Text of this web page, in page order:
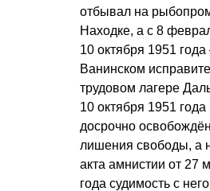
отбывал на
Находке, а с 8
10 октября 1951
Ванинском
трудовом лагере
10 октября 1951
досрочно
лишения свободы, а
акта амнистии от 27
года судимость с